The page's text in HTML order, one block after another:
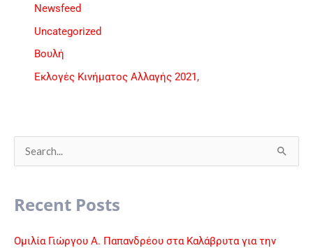
Newsfeed
Uncategorized
Βουλή
Εκλογές Κινήματος Αλλαγής 2021,
r
c
Recent Posts
Ομιλία Γιώργου Α. Παπανδρέου στα Καλάβρυτα για την